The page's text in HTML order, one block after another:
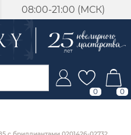
08:00-21:00 (МСК)
0 0